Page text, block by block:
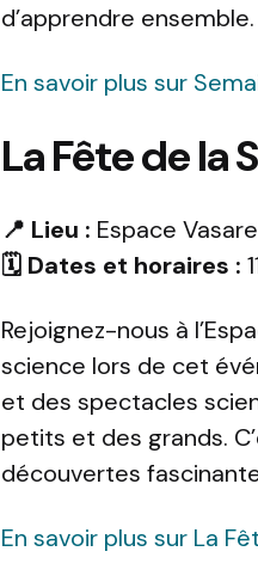
d’apprendre ensemble.
En savoir plus sur
La Fête de la
📍 Lieu : Espace
🗓️ Dates et horaires :
Rejoignez-nous à
science lors de cet
et des spectacles
petits et des grands.
découvertes
En savoir plus sur La